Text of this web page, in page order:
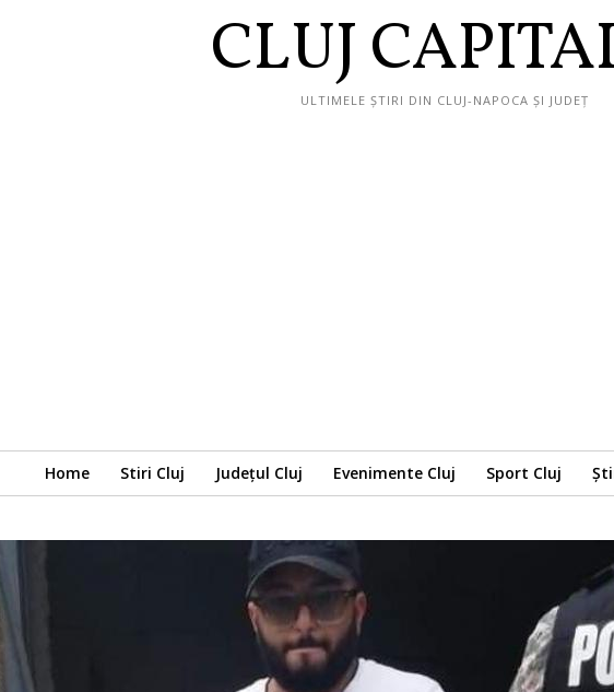
CLUJ
ULTIMELE ȘTIRI DIN CLUJ-NAPOCA ȘI JUDEȚ
Home Stiri Cluj Județul Cluj Evenimente Cluj Sport Cluj